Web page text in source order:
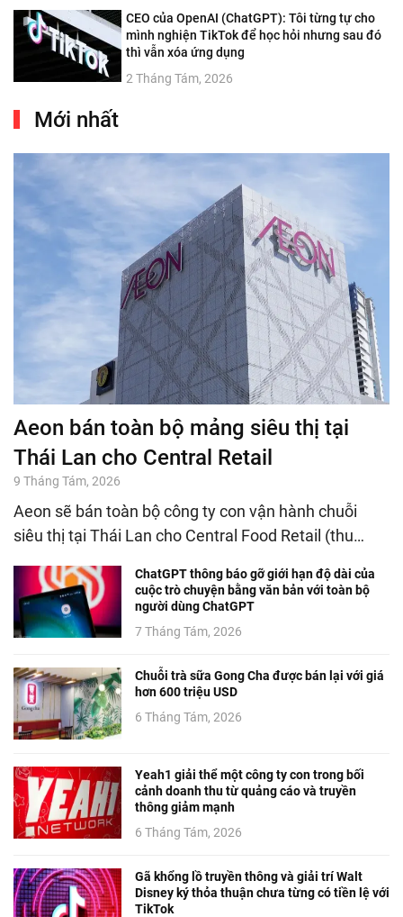
CEO của OpenAI (ChatGPT): Tôi từng tự cho
mình nghiện TikTok để học hỏi nhưng sau đó
thì vẫn xóa ứng dụng
2 Tháng Tám, 2026
Mới nhất
Aeon bán toàn bộ mảng siêu thị tại
Thái Lan cho Central Retail
9 Tháng Tám, 2026
Aeon sẽ bán toàn bộ công ty con vận hành chuỗi
siêu thị tại Thái Lan cho Central Food Retail (thu…
ChatGPT thông báo gỡ giới hạn độ dài của
cuộc trò chuyện bằng văn bản với toàn bộ
người dùng ChatGPT
7 Tháng Tám, 2026
Chuỗi trà sữa Gong Cha được bán lại với giá
hơn 600 triệu USD
6 Tháng Tám, 2026
Yeah1 giải thể một công ty con trong bối
cảnh doanh thu từ quảng cáo và truyền
thông giảm mạnh
6 Tháng Tám, 2026
Gã khổng lồ truyền thông và giải trí Walt
Disney ký thỏa thuận chưa từng có tiền lệ với
TikTok